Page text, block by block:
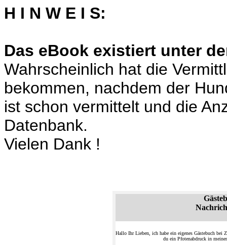
H I N W E I S:
Das eBook existiert unter
Wahrscheinlich hat die
bekommen, nachdem der
ist schon vermittelt und die
Datenbank.
Vielen Dank !
Hallo Ihr Lieben, ich habe ein eigenes Gästebuch bei
du ein Pfotenabdruck in